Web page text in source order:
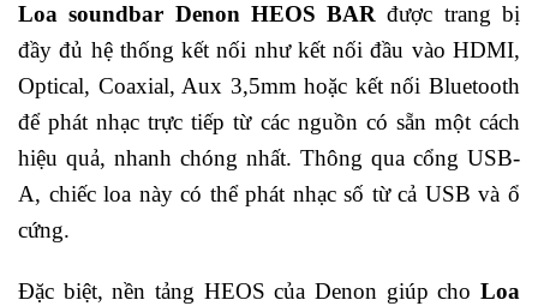
Loa soundbar Denon HEOS BAR được trang bị
đầy đủ hệ thống kết nối như kết nối đầu vào HDMI,
Optical, Coaxial, Aux 3,5mm hoặc kết nối Bluetooth
để phát nhạc trực tiếp từ các nguồn có sẵn một cách
hiệu quả, nhanh chóng nhất. Thông qua cổng USB-
A, chiếc loa này có thể phát nhạc số từ cả USB và ổ
cứng.
Đặc biệt, nền tảng HEOS của Denon giúp cho Loa